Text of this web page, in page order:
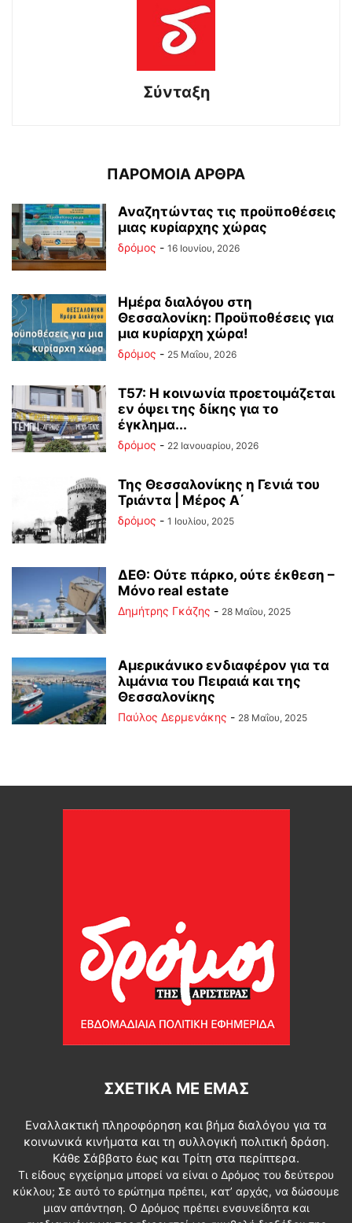
Σύνταξη
ΠΑΡΟΜΟΙΑ ΑΡΘΡΑ
Αναζητώντας τις προϋποθέσεις
μιας κυρίαρχης χώρας
δρόμος - 16 Ιουνίου, 2026
Ημέρα διαλόγου στη
Θεσσαλονίκη: Προϋποθέσεις για
μια κυρίαρχη χώρα!
δρόμος - 25 Μαΐου, 2026
Τ57: Η κοινωνία προετοιμάζεται
εν όψει της δίκης για το
έγκλημα...
δρόμος - 22 Ιανουαρίου, 2026
Της Θεσσαλονίκης η Γενιά του
Τριάντα | Μέρος Α΄
δρόμος - 1 Ιουλίου, 2025
ΔΕΘ: Ούτε πάρκο, ούτε έκθεση –
Μόνο real estate
Δημήτρης Γκάζης - 28 Μαΐου, 2025
Αμερικάνικο ενδιαφέρον για τα
λιμάνια του Πειραιά και της
Θεσσαλονίκης
Παύλος Δερμενάκης - 28 Μαΐου, 2025
ΣΧΕΤΙΚΆ ΜΕ ΕΜΆΣ
Εναλλακτική πληροφόρηση και βήμα διαλόγου για τα
κοινωνικά κινήματα και τη συλλογική πολιτική δράση.
Κάθε Σάββατο έως και Τρίτη στα περίπτερα.
Τι είδους εγχείρημα μπορεί να είναι ο Δρόμος του δεύτερου
κύκλου; Σε αυτό το ερώτημα πρέπει, κατ’ αρχάς, να δώσουμε
μιαν απάντηση. Ο Δρόμος πρέπει ενσυνείδητα και